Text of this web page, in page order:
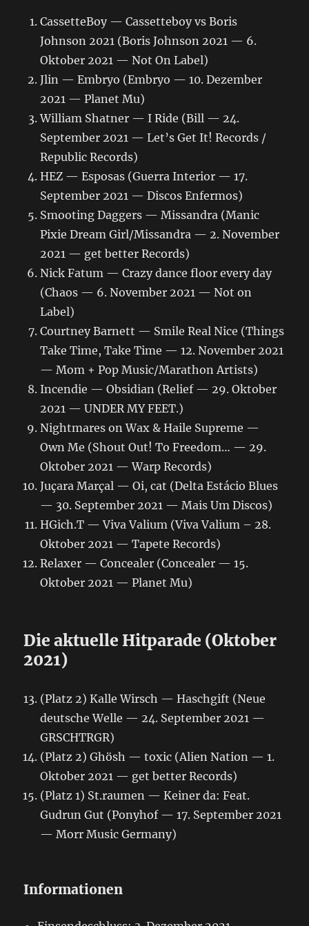
CassetteBoy — Cassetteboy vs Boris
Johnson 2021 (Boris Johnson 2021 — 6.
Oktober 2021 — Not On Label)
Jlin — Embryo (Embryo — 10. Dezember
2021 — Planet Mu)
William Shatner — I Ride (Bill — 24.
September 2021 — Let’s Get It! Records /
Republic Records)
HEZ — Esposas (Guerra Interior — 17.
September 2021 — Discos Enfermos)
Smooting Daggers — Missandra (Manic
Pixie Dream Girl/Missandra — 2. November
2021 — get better Records)
Nick Fatum — Crazy dance floor every day
(Chaos — 6. November 2021 — Not on
Label)
Courtney Barnett — Smile Real Nice (Things
Take Time, Take Time — 12. November 2021
— Mom + Pop Music/Marathon Artists)
Incendie — Obsidian (Relief — 29. Oktober
2021 — UNDER MY FEET.)
Nightmares on Wax & Haile Supreme —
Own Me (Shout Out! To Freedom… — 29.
Oktober 2021 — Warp Records)
Juçara Marçal — Oi, cat (Delta Estácio Blues
— 30. September 2021 — Mais Um Discos)
HGich.T — Viva Valium (Viva Valium – 28.
Oktober 2021 — Tapete Records)
Relaxer — Concealer (Concealer — 15.
Oktober 2021 — Planet Mu)
Die aktuelle Hitparade (Oktober
2021)
(Platz 2) Kalle Wirsch — Haschgift (Neue
deutsche Welle — 24. September 2021 —
GRSCHTRGR)
(Platz 2) Ghösh — toxic (Alien Nation — 1.
Oktober 2021 — get better Records)
(Platz 1) St.raumen — Keiner da: Feat.
Gudrun Gut (Ponyhof — 17. September 2021
— Morr Music Germany)
Informationen